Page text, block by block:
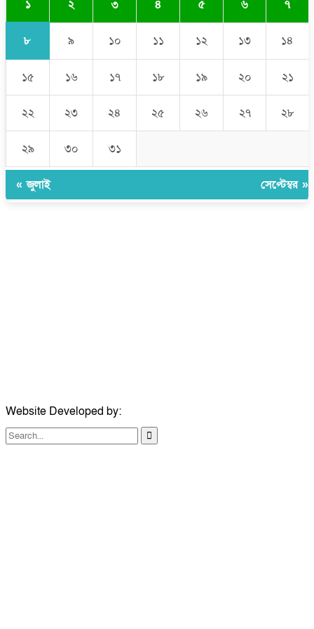
১ ২ ৩ ৪ ৫ ৬ ৭
৮ ৯ ১০ ১১ ১২ ১৩ ১৪
১৫ ১৬ ১৭ ১৮ ১৯ ২০ ২১
২২ ২৩ ২৪ ২৫ ২৬ ২৭ ২৮
২৯ ৩০ ৩১
« জুলাই সেপ্টেম্বর »
Website Developed by: